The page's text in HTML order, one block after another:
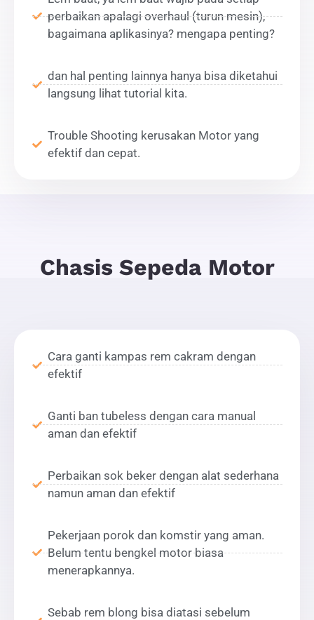
perbaikan apalagi overhaul (turun mesin),
bagaimana aplikasinya? mengapa penting?
dan hal penting lainnya hanya bisa diketahui
langsung lihat tutorial kita.
Trouble Shooting kerusakan Motor yang
efektif dan cepat.
Chasis Sepeda Motor
Cara ganti kampas rem cakram dengan
efektif
Ganti ban tubeless dengan cara manual
aman dan efektif
Perbaikan sok beker dengan alat sederhana
namun aman dan efektif
Pekerjaan porok dan komstir yang aman.
Belum tentu bengkel motor biasa
menerapkannya.
Sebab rem blong bisa diatasi sebelum